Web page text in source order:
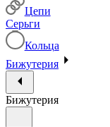
Цепи
Серьги
Кольца
Бижутерия
Бижутерия